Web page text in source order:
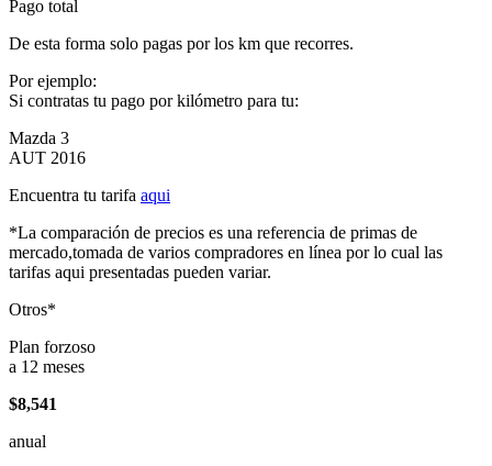
Pago total
De esta forma solo pagas por los km que recorres.
Por ejemplo:
Si contratas tu pago por kilómetro para tu:
Mazda 3
AUT 2016
Encuentra tu tarifa aqui
*La comparación de precios es una referencia de primas de
mercado,tomada de varios compradores en línea por lo cual las
tarifas aqui presentadas pueden variar.
Otros*
Plan forzoso
a 12 meses
$8,541
anual